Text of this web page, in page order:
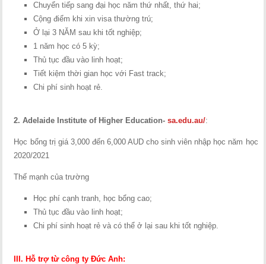
Chuyển tiếp sang đại học năm thứ nhất, thứ hai;
Cộng điểm khi xin visa thường trú;
Ở lại 3 NĂM sau khi tốt nghiệp;
1 năm học có 5 kỳ;
Thủ tục đầu vào linh hoạt;
Tiết kiệm thời gian học với Fast track;
Chi phí sinh hoạt rẻ.
2.Adelaide Institute of Higher Education-sa.edu.au/:
Học bổng trị giá 3,000 đến 6,000 AUD cho sinh viên nhập học năm học
2020/2021
Thế mạnh của trường
Học phí cạnh tranh, học bổng cao;
Thủ tục đầu vào linh hoạt;
Chi phí sinh hoạt rẻ và có thể ở lại sau khi tốt nghiệp.
III. Hỗ trợ từ công ty Đức Anh: